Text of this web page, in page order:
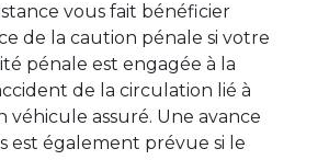
vous fait bénéficier
de la caution pénale si votre
pénale est engagée à la
de la circulation lié à
véhicule assuré. Une avance
est également prévue si le